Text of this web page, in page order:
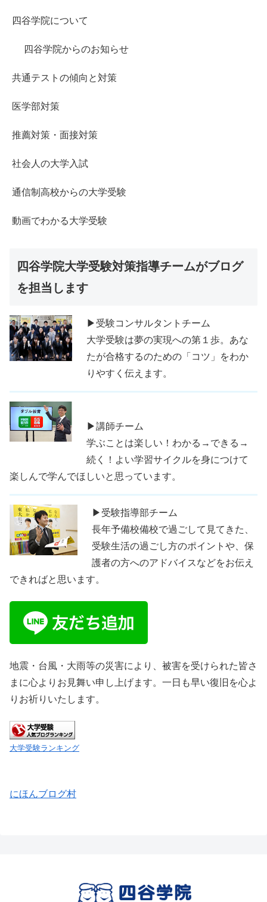
四谷学院について
四谷学院からのお知らせ
共通テストの傾向と対策
医学部対策
推薦対策・面接対策
社会人の大学入試
通信制高校からの大学受験
動画でわかる大学受験
四谷学院大学受験対策指導チームがブログ
を担当します
▶受験コンサルタントチーム
大学受験は夢の実現への第１歩。あな
たが合格するのための「コツ」をわか
りやすく伝えます。
▶講師チーム
学ぶことは楽しい！わかる→できる→
続く！よい学習サイクルを身につけて
楽しんで学んでほしいと思っています。
▶受験指導部チーム
長年予備校備校で過ごして見てきた、
受験生活の過ごし方のポイントや、保
護者の方へのアドバイスなどをお伝え
できればと思います。
地震・台風・大雨等の災害により、被害を受けられた皆さ
まに心よりお見舞い申し上げます。一日も早い復旧を心よ
りお祈りいたします。
大学受験ランキング
にほんブログ村